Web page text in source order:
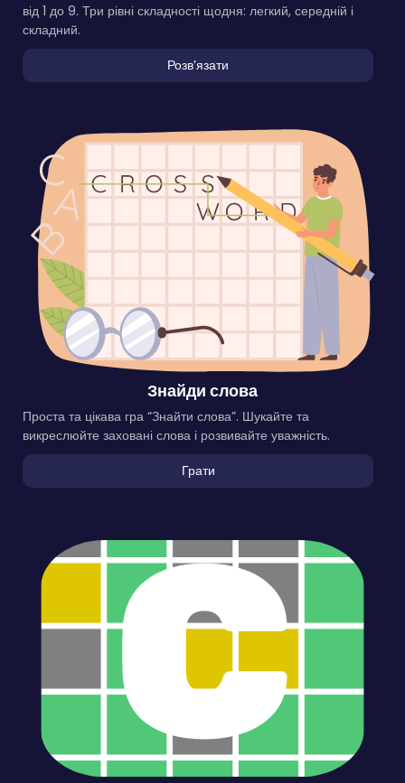
від 1 до 9. Три рівні складності щодня: легкий, середній і
складний.
Розвʼязати
Знайди слова
Проста та цікава гра “Знайти слова”. Шукайте та
викреслюйте заховані слова і розвивайте уважність.
Грати